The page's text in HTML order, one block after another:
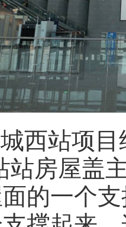
西站项
站房屋盖
的一个